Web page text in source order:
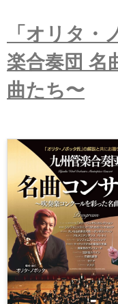
「オリタ
楽合奏団 名
曲たち〜